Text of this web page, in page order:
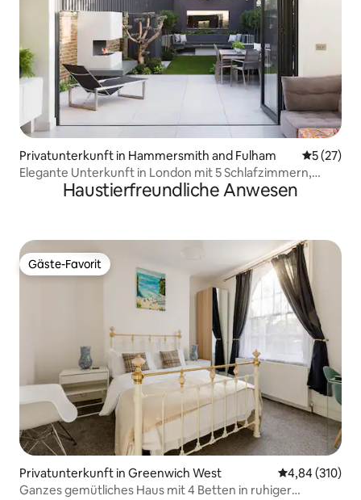
Privatunterkunft in Hammersmith and Fulham
5 (27)
Elegante Unterkunft in London mit 5 Schlafzimmern,
Garten und EV-Ladestation
Haustierfreundliche Anwesen
Gäste-Favorit
Gäste-Favorit
Privatunterkunft in Greenwich West
4,84 (310)
Ganzes gemütliches Haus mit 4 Betten in ruhiger